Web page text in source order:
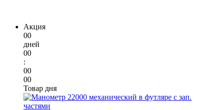
Акция
00
дней
00
:
00
00
Товар дня